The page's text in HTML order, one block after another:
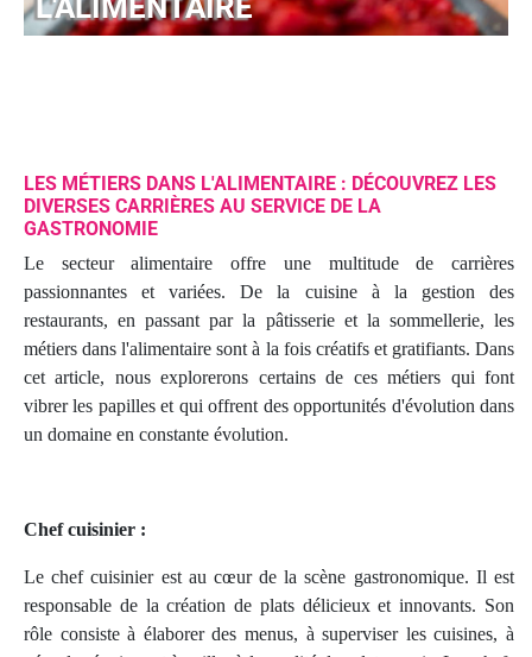
L'ALIMENTAIRE
LES MÉTIERS DANS L'ALIMENTAIRE : DÉCOUVREZ LES
DIVERSES CARRIÈRES AU SERVICE DE LA
GASTRONOMIE
Le secteur alimentaire offre une multitude de carrières
passionnantes et variées. De la cuisine à la gestion des
restaurants, en passant par la pâtisserie et la sommellerie, les
métiers dans l'alimentaire sont à la fois créatifs et gratifiants. Dans
cet article, nous explorerons certains de ces métiers qui font
vibrer les papilles et qui offrent des opportunités d'évolution dans
un domaine en constante évolution.
Chef cuisinier :
Le chef cuisinier est au cœur de la scène gastronomique. Il est
responsable de la création de plats délicieux et innovants. Son
rôle consiste à élaborer des menus, à superviser les cuisines, à